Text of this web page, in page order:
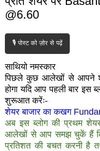
@6.60
🎙️ पोस्ट को ज़ोर से पढ़ें
साथियो नमस्कार
पिछले कुछ आलेखों से आपने
होगा यदि आप पहली बार इस
शुरूआत करेंः-
शेयर बाजार का कखग
अब इस ब्लोग की प्रथम
आलेखों से आप समझ चुकें हैं
प्रतिशत की बचत करनी है